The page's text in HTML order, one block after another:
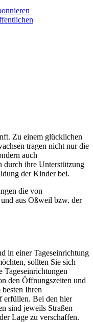
Zu einem glücklichen
tragen nicht nur die
auch
durch ihre Unterstützung
der Kinder bei.
die von
aus Oßweil bzw. der
in einer Tageseinrichtung
sollten Sie sich
Tageseinrichtungen
den Öffnungszeiten und
Ihren
erfüllen. Bei den hier
sind jeweils Straßen
Lage zu verschaffen.